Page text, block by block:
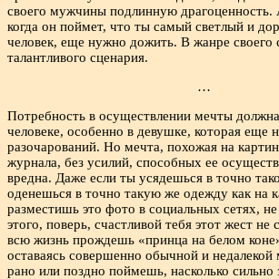
своего мужчины подлинную драгоценность.
когда он поймет, что ты самый светлый и
человек, еще нужно дожить. В жанре своего
талантливого сценария.
…
Потребность в осуществлении мечты
человеке, особенно в девушке, которая еще
разочарований. Но мечта, похожая на
журнала, без усилий, способных ее
вредна. Даже если ты усядешься в точно
оденешься в точно такую же одежду как на
разместишь это фото в социальных сетях, не
этого, поверь, счастливой тебя этот жест не
всю жизнь прождешь «принца на белом
оставаясь совершенно обычной и
рано или поздно поймешь, насколько сильно